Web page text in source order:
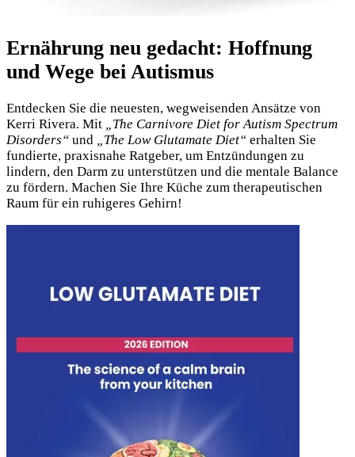
Ernährung neu gedacht: Hoffnung
und Wege bei Autismus
Entdecken Sie die neuesten, wegweisenden Ansätze von
Kerri Rivera. Mit „The Carnivore Diet for Autism Spectrum
Disorders“ und „The Low Glutamate Diet“ erhalten Sie
fundierte, praxisnahe Ratgeber, um Entzündungen zu
lindern, den Darm zu unterstützen und die mentale Balance
zu fördern. Machen Sie Ihre Küche zum therapeutischen
Raum für ein ruhigeres Gehirn!